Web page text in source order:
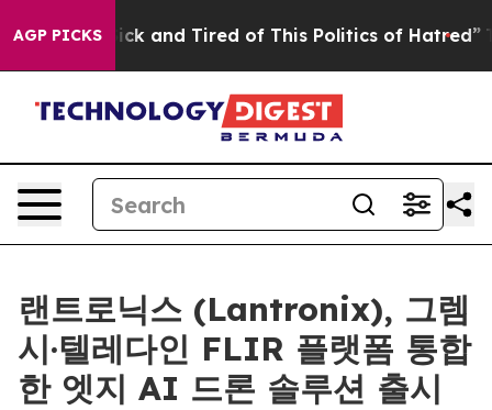
AGP PICKS
Sick and Tired of This Politics of Hatred” The
랜트로닉스 (Lantronix), 그렘
시·텔레다인 FLIR 플랫폼 통합
한 엣지 AI 드론 솔루션 출시